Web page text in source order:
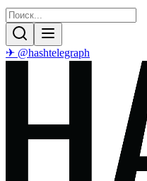
✈ @hashtelegraph